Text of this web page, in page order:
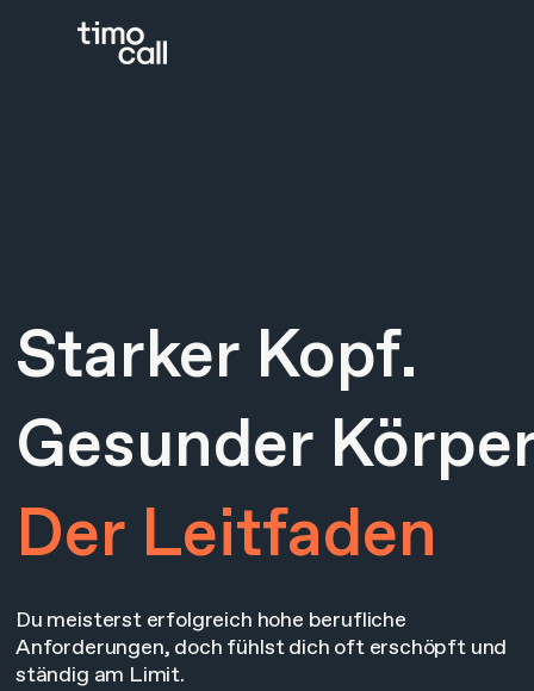
Starker Kopf.
Gesunder
Der Leitfaden
Du meisterst erfolgreich hohe berufliche
Anforderungen, doch fühlst dich oft erschöpft und
ständig am Limit.